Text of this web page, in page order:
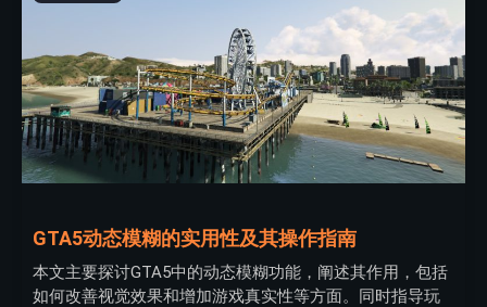
GTA5动态模糊的实用性及其操作指南
本文主要探讨GTA5中的动态模糊功能，阐述其作用，包括
如何改善视觉效果和增加游戏真实性等方面。同时指导玩